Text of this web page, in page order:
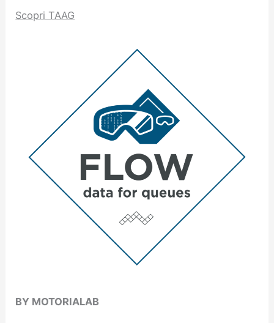
Scopri TAAG
BY MOTORIALAB